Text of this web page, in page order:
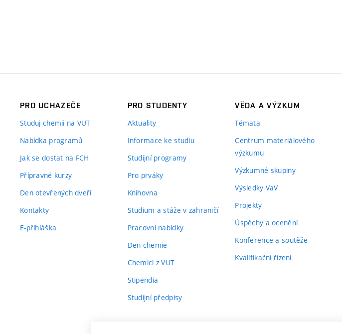
PRO UCHAZEČE
Studuj chemii na VUT
Nabídka programů
Jak se dostat na FCH
Přípravné kurzy
Den otevřených dveří
Kontakty
E-přihláška
PRO STUDENTY
Aktuality
Informace ke studiu
Studijní programy
Pro prváky
Knihovna
Studium a stáže v zahraničí
Pracovní nabídky
Den chemie
Chemici z VUT
Stipendia
Studijní předpisy
VĚDA A VÝZKUM
Témata
Centrum materiálového
výzkumu
Výzkumné skupiny
Výsledky VaV
Projekty
Úspěchy a ocenění
Konference a soutěže
Kvalifikační řízení